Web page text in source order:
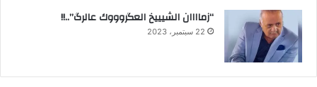
“زماااان الشيييخ العگروووك عالرگ”..!!
22 سبتمبر، 2023